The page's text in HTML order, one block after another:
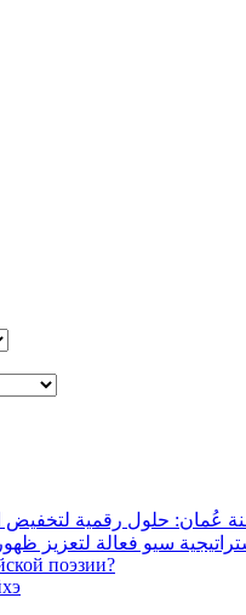
عُمان: حلول رقمية لتخفيض
سيو فعالة لتعزيز
поэзии?